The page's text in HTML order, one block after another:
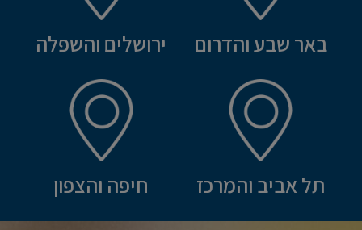
באר שבע והדרום ירושלים והשפלה
תל אביב והמרכז חיפה והצפון